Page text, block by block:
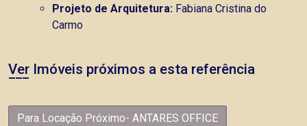
Projeto de Arquitetura: Fabiana Cristina do
Carmo
Ver Imóveis próximos a esta referência
Para Locação Próximo- ANTARES OFFICE